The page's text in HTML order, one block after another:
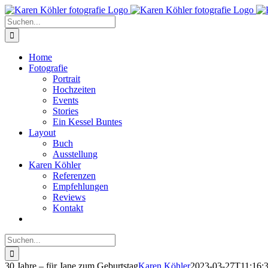
Zum
Inhalt
springen
Suche
nach:
Home
Fotografie
Portrait
Hochzeiten
Events
Stories
Ein Kessel Buntes
Layout
Buch
Ausstellung
Karen Köhler
Referenzen
Empfehlungen
Reviews
Kontakt
Suche
nach:
30 Jahre – für Jane zum GeburtstagKaren Köhler2023-03-